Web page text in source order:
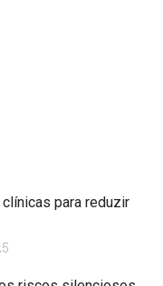
para reduzir